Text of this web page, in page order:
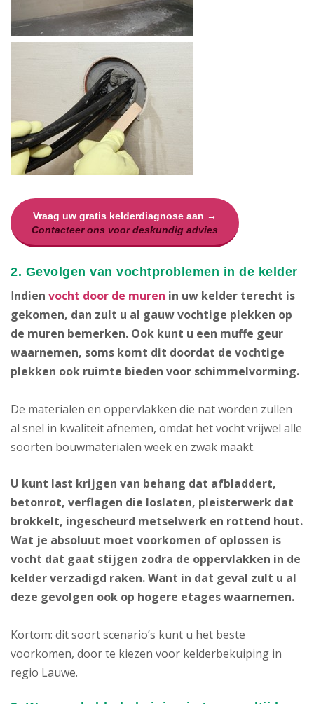
Vraag uw gratis kelderdiagnose aan →
Contacteer ons voor deskundig advies
2. Gevolgen van vochtproblemen in de kelder
Indien vocht door de muren in uw kelder terecht is
gekomen, dan zult u al gauw vochtige plekken op
de muren bemerken. Ook kunt u een muffe geur
waarnemen, soms komt dit doordat de vochtige
plekken ook ruimte bieden voor schimmelvorming.
De materialen en oppervlakken die nat worden zullen
al snel in kwaliteit afnemen, omdat het vocht vrijwel alle
soorten bouwmaterialen week en zwak maakt.
U kunt last krijgen van behang dat afbladdert,
betonrot, verflagen die loslaten, pleisterwerk dat
brokkelt, ingescheurd metselwerk en rottend hout.
Wat je absoluut moet voorkomen of oplossen is
vocht dat gaat stijgen zodra de oppervlakken in de
kelder verzadigd raken. Want in dat geval zult u al
deze gevolgen ook op hogere etages waarnemen.
Kortom: dit soort scenario’s kunt u het beste
voorkomen, door te kiezen voor kelderbekuiping in
regio Lauwe.